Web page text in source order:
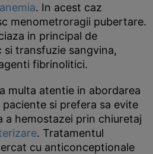
anemia. In acest caz
menometroragii pubertare.
in principal de
transfuzie sangvina,
fibrinolitici.
multa atentie in abordarea
si prefera sa evite
a hemostazei prin chiuretaj
. Tratamentul
cu anticonceptionale